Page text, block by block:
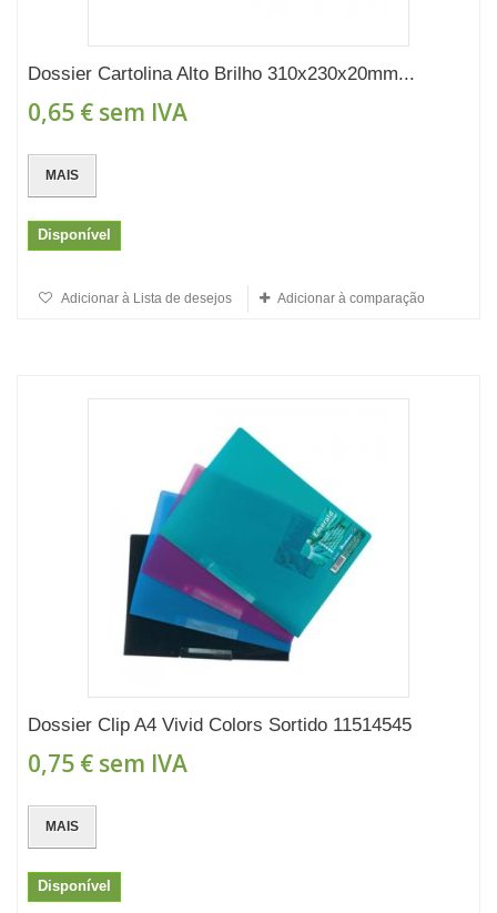
Dossier Cartolina Alto Brilho 310x230x20mm...
0,65 € sem IVA
MAIS
Disponível
Adicionar à Lista de desejos Adicionar à comparação
Dossier Clip A4 Vivid Colors Sortido 11514545
0,75 € sem IVA
MAIS
Disponível